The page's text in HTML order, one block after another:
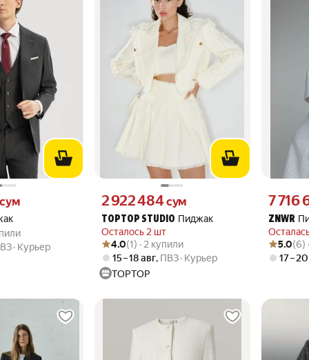
из 5
Курьер
TOPTOP STUDIO Пиджак
Осталось 2 шт
Цена 2922484 сум вместо
2 922 484 сум
Рейтинг товара: 4.0 из 5
Оценок: (1) · 2 купили
4.0(1) · 2 купили
15 – 18 авг, ПВЗ Курьер
TOPTOP
ZNWR
Цена
7 716
Рейтинг
Оценок:
5.0(6)
17 –